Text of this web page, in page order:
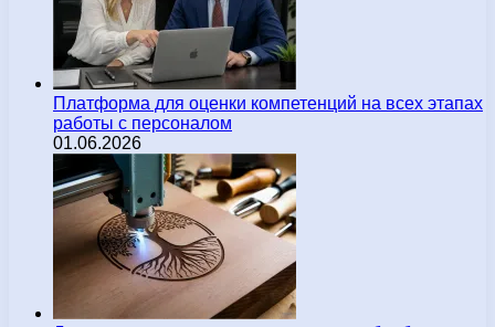
Платформа для оценки компетенций на всех этапах
работы с персоналом
01.06.2026